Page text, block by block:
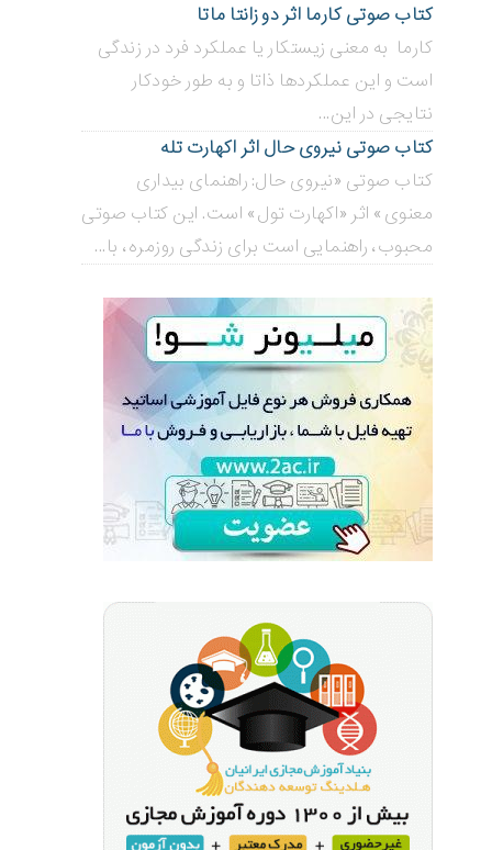
کتاب صوتی کارما اثر دو زانتا ماتا
کارما به معنی زیستکار یا عملکرد فرد در زندگی
است و این عملکردها ذاتا و به طور خودکار
نتایجی در این...
کتاب صوتی نیروی حال اثر اکهارت تله
کتاب صوتی «نیروی حال: راهنمای بیداری
معنوی» اثر «اکهارت تول» است. این کتاب صوتی
محبوب، راهنمایی است برای زندگی روزمره، با...